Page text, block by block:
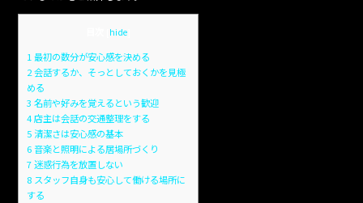
hide
1最初の数分が安心感を決める
2会話するか、そっとしておくかを見極
める
3 名前や好みを覚えるという歓迎
4店主は会話の交通整理をする
5 清潔さは安心感の基本
6音楽と照明による居場所づくり
7迷惑行為を放置しない
8 スタッフ自身も安心して働ける場所に
する